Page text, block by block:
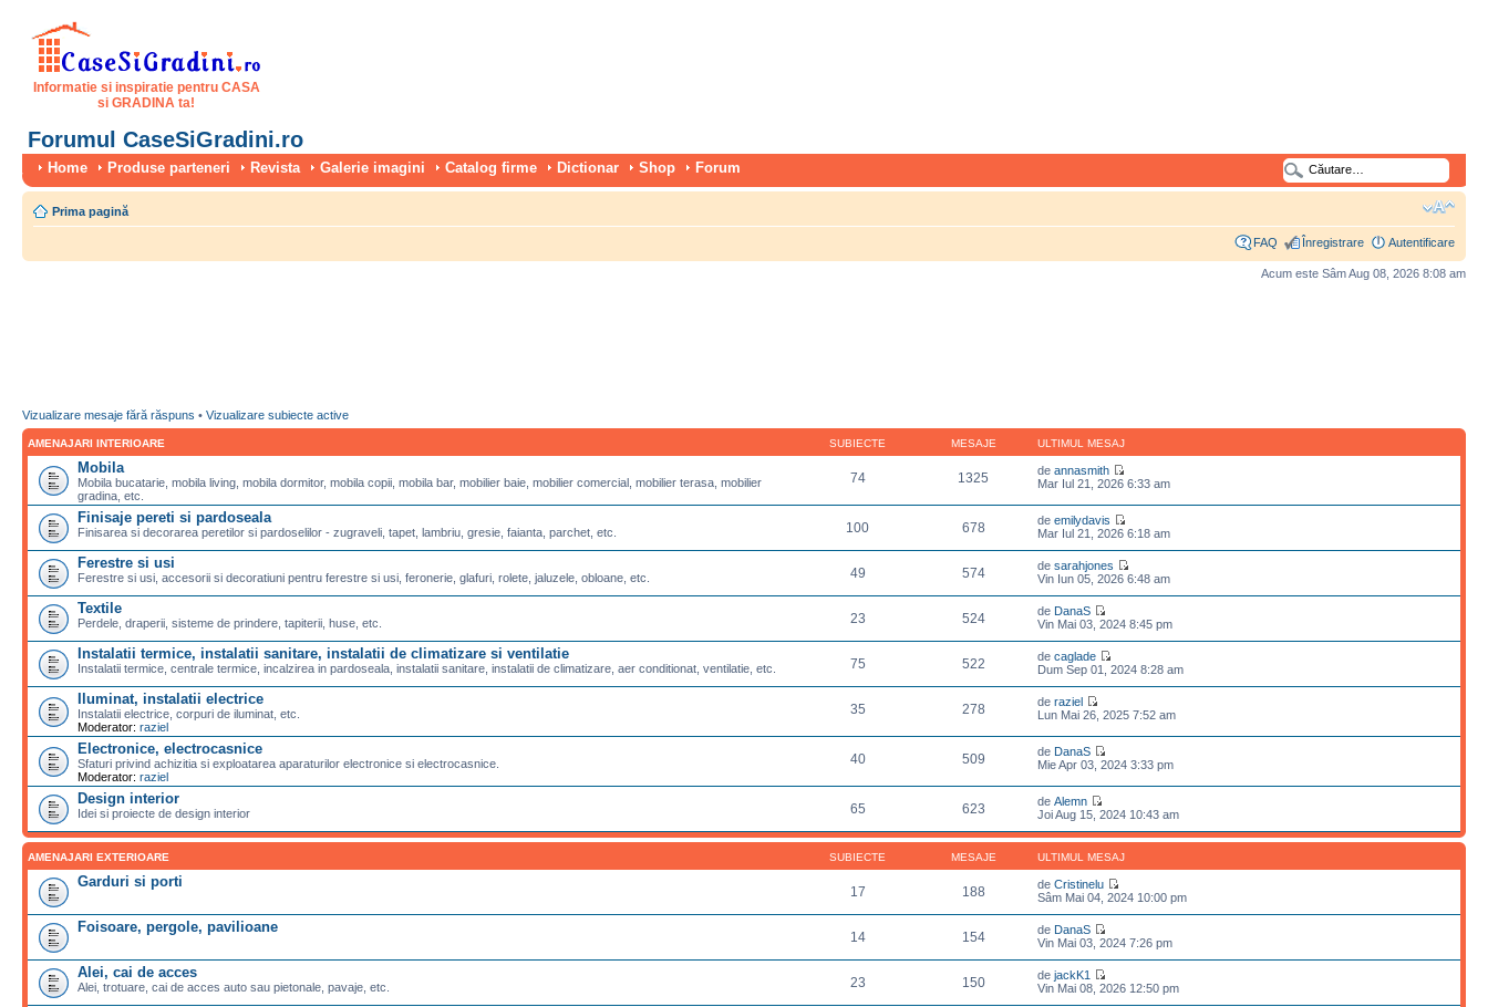
Informatie si inspiratie pentru CASA
si GRADINA ta!
Forumul CaseSiGradini.ro
Home Produse parteneri Revista Galerie imagini Catalog firme Dictionar Shop Forum
Prima pagină
FAQ Înregistrare Autentificare
Acum este Sâm Aug 08, 2026 8:08 am
Vizualizare mesaje fără răspuns • Vizualizare subiecte active
AMENAJARI INTERIOARE SUBIECTE MESAJE ULTIMUL MESAJ
Mobila
Mobila bucatarie, mobila living, mobila dormitor, mobila copii, mobila bar, mobilier baie, mobilier comercial, mobilier terasa, mobilier
gradina, etc.
74 1325 deannasmith
Mar Iul 21, 2026 6:33 am
Finisaje pereti si pardoseala
Finisarea si decorarea peretilor si pardoselilor - zugraveli, tapet, lambriu, gresie, faianta, parchet, etc. 100 678 deemilydavis
Mar Iul 21, 2026 6:18 am
Ferestre si usi
Ferestre si usi, accesorii si decoratiuni pentru ferestre si usi, feronerie, glafuri, rolete, jaluzele, obloane, etc. 49 574 desarahjones
Vin Iun 05, 2026 6:48 am
Textile
Perdele, draperii, sisteme de prindere, tapiterii, huse, etc. 23 524 de DanaS
Vin Mai 03, 2024 8:45 pm
Instalatii termice, instalatii sanitare, instalatii de climatizare si ventilatie
Instalatii termice, centrale termice, incalzirea in pardoseala, instalatii sanitare, instalatii de climatizare, aer conditionat, ventilatie, etc. 75 522 decaglade
Dum Sep 01, 2024 8:28 am
Iluminat, instalatii electrice
Instalatii electrice, corpuri de iluminat, etc.
Moderator: raziel
35 278 deraziel
Lun Mai 26, 2025 7:52 am
Electronice, electrocasnice
Sfaturi privind achizitia si exploatarea aparaturilor electronice si electrocasnice.
Moderator: raziel
40 509 de DanaS
Mie Apr 03, 2024 3:33 pm
Design interior
Idei si proiecte de design interior 65 623 deAlemn
Joi Aug 15, 2024 10:43 am
AMENAJARI EXTERIOARE SUBIECTE MESAJE ULTIMUL MESAJ
Garduri si porti
17 188 deCristinelu
Sâm Mai 04, 2024 10:00 pm
Foisoare, pergole, pavilioane
14 154 de DanaS
Vin Mai 03, 2024 7:26 pm
Alei, cai de acces
Alei, trotuare, cai de acces auto sau pietonale, pavaje, etc. 23 150 dejackK1
Vin Mai 08, 2026 12:50 pm